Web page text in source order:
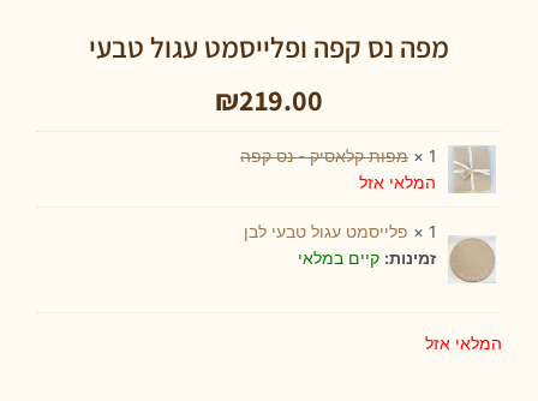
מפה נס קפה ופלייסמט עגול טבעי
₪219.00
מפות קלאסיק - נס קפה
המלאי אזל
1 ×
פלייסמט עגול טבעי לבן
זמינות:
קיים במלאי
אזל